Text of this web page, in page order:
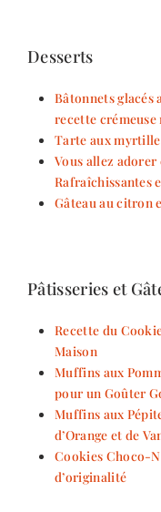
Desserts
Bâtonnets glacés
recette crémeuse
Tarte aux
Vous allez adorer
Rafraîchissantes
Gâteau au citron
Pâtisseries et
Recette du
Maison
Muffins aux
pour un Goûter
Muffins aux
d’Orange et de
Cookies Choco-
d’originalité